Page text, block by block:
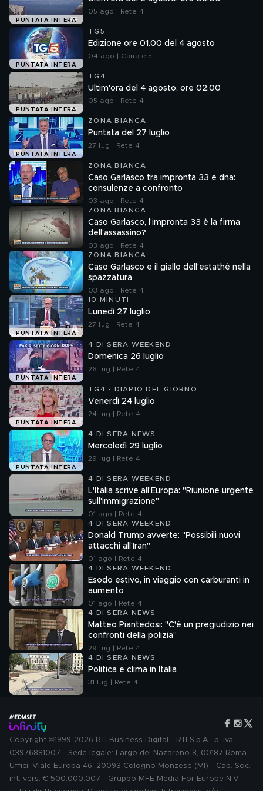
PUNTATA INTERA
05 ago | Rete 4
PUNTATA INTERA
TG5
Edizione ore 01.00 del 4 agosto
04 ago | Canale 5
PUNTATA INTERA
TG4
Ultim'ora del 4 agosto, ore 02.00
05 ago | Rete 4
PUNTATA INTERA
ZONA BIANCA
Puntata del 27 luglio
27 lug | Rete 4
ZONA BIANCA
Caso Garlasco tra impronta 33 e dna:
consulenze a confronto
03 ago | Rete 4
ZONA BIANCA
Caso Garlasco, l'impronta 33 è la firma
dell'assassino?
03 ago | Rete 4
ZONA BIANCA
Caso Garlasco e il giallo dell'estathè nella
spazzatura
03 ago | Rete 4
PUNTATA INTERA
10 MINUTI
Lunedì 27 luglio
27 lug | Rete 4
PUNTATA INTERA
4 DI SERA WEEKEND
Domenica 26 luglio
26 lug | Rete 4
PUNTATA INTERA
TG4 - DIARIO DEL GIORNO
Venerdì 24 luglio
24 lug | Rete 4
PUNTATA INTERA
4 DI SERA NEWS
Mercoledì 29 luglio
29 lug | Rete 4
4 DI SERA WEEKEND
L'Italia scrive all'Europa: "Riunione urgente
sull'immigrazione"
01 ago | Rete 4
4 DI SERA WEEKEND
Donald Trump avverte: "Possibili nuovi
attacchi all'Iran"
01 ago | Rete 4
4 DI SERA WEEKEND
Esodo estivo, in viaggio con carburanti in
aumento
01 ago | Rete 4
4 DI SERA NEWS
Matteo Piantedosi: "C'è un pregiudizio nei
confronti della polizia"
29 lug | Rete 4
4 DI SERA NEWS
Politica e clima in Italia
31 lug | Rete 4
Copyright ©1999-2026 RTI Business Digital - RTI S.p.A.: p. iva
03976881007 - Sede legale: Largo del Nazareno 8, 00187 Roma.
Uffici: Viale Europa 46, 20093 Cologno Monzese (MI) - Cap. Soc.
int. vers. € 500.000.007 - Gruppo MFE Media For Europe N.V. -